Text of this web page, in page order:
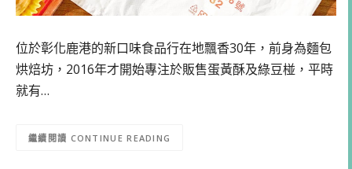
位於彰化鹿港的新口味食品行在地飄香30年，前身為麵包
烘焙坊，2016年才開始專注於販售蛋黃酥及綠豆椪，平時
就有…
CONTINUE READING